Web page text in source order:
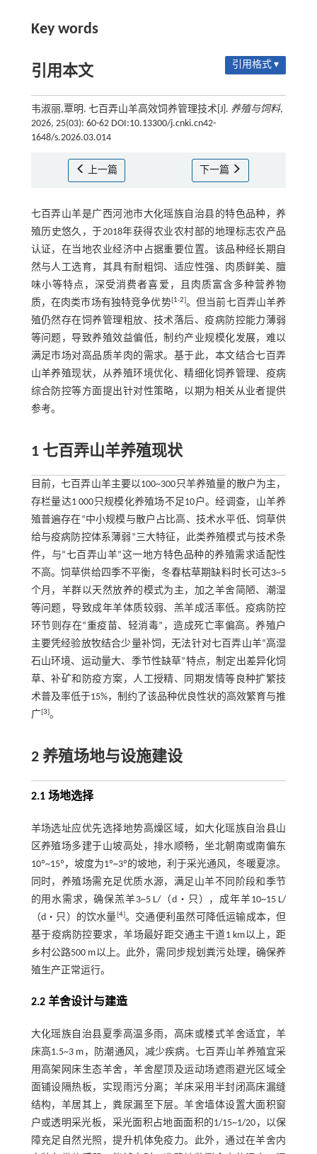
Key words
引用本文 引用格式 ▾
韦淑丽,覃明. 七百弄山羊高效饲养管理技术[J]. 养殖与饲料,
2026, 25(03): 60-62 DOI:10.13300/j.cnki.cn42-
1648/s.2026.03.014
上一篇 下一篇
七百弄山羊是广西河池市大化瑶族自治县的特色品种，养
殖历史悠久，于2018年获得农业农村部的地理标志农产品
认证，在当地农业经济中占据重要位置。该品种经长期自
然与人工选育，其具有耐粗饲、适应性强、肉质鲜美、膻
味小等特点，深受消费者喜爱，且肉质富含多种营养物
质，在肉类市场有独特竞争优势[1-2]。但当前七百弄山羊养
殖仍然存在饲养管理粗放、技术落后、疫病防控能力薄弱
等问题，导致养殖效益偏低，制约产业规模化发展，难以
满足市场对高品质羊肉的需求。基于此，本文结合七百弄
山羊养殖现状，从养殖环境优化、精细化饲养管理、疫病
综合防控等方面提出针对性策略，以期为相关从业者提供
参考。
1 七百弄山羊养殖现状
目前，七百弄山羊主要以100~300只羊养殖量的散户为主，
存栏量达1 000只规模化养殖场不足10户。经调查，山羊养
殖普遍存在“中小规模与散户占比高、技术水平低、饲草供
给与疫病防控体系薄弱”三大特征，此类养殖模式与技术条
件，与“七百弄山羊”这一地方特色品种的养殖需求适配性
不高。饲草供给四季不平衡，冬春枯草期缺料时长可达3~5
个月，羊群以天然放养的模式为主，加之羊舍简陋、潮湿
等问题，导致成年羊体质较弱、羔羊成活率低。疫病防控
环节则存在“重疫苗、轻消毒”，造成死亡率偏高。养殖户
主要凭经验放牧结合少量补饲，无法针对七百弄山羊“高湿
石山环境、运动量大、季节性缺草”特点，制定出差异化饲
草、补矿和防疫方案，人工授精、同期发情等良种扩繁技
术普及率低于15%，制约了该品种优良性状的高效繁育与推
广
[3]。
2 养殖场地与设施建设
2.1 场地选择
羊场选址应优先选择地势高燥区域，如大化瑶族自治县山
区养殖场多建于山坡高处，排水顺畅，坐北朝南或南偏东
10º~15º，坡度为1º~3º的坡地，利于采光通风，冬暖夏凉。
同时，养殖场需充足优质水源，满足山羊不同阶段和季节
的用水需求，确保羔羊3~5 L/（d・只），成年羊10~15 L/
（d・只）的饮水量[4]。交通便利虽然可降低运输成本，但
基于疫病防控要求，羊场最好距交通主干道1 km以上，距
乡村公路500 m以上。此外，需同步规划粪污处理，确保养
殖生产正常运行。
2.2 羊舍设计与建造
大化瑶族自治县夏季高温多雨，高床或楼式羊舍适宜，羊
床高1.5~3 m，防潮通风，减少疾病。七百弄山羊养殖宜采
用高架网床生态羊舍，羊舍屋顶及运动场遮雨避光区域全
面铺设隔热板，实现雨污分离；羊床采用半封闭高床漏缝
结构，羊居其上，粪尿漏至下层。羊舍墙体设置大面积窗
户或透明采光板，采光面积占地面面积的1/15~1/20，以保
障充足自然光照，提升机体免疫力。此外，通过在羊舍内